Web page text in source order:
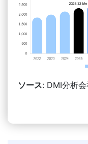
ソース: DMI分析